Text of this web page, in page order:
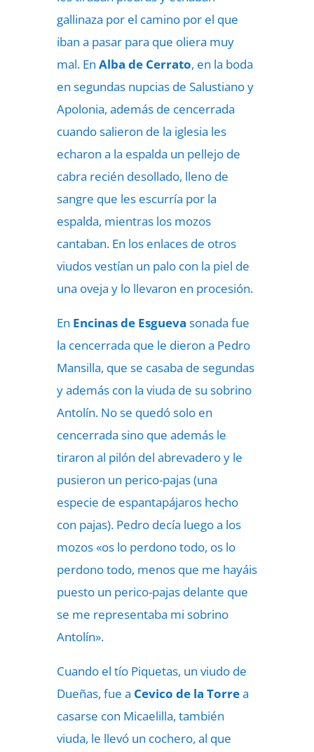
gallinaza por el camino por el que
iban a pasar para que oliera muy
mal. En Alba de Cerrato, en la boda
en segundas nupcias de Salustiano y
Apolonia, además de cencerrada
cuando salieron de la iglesia les
echaron a la espalda un pellejo de
cabra recién desollado, lleno de
sangre que les escurría por la
espalda, mientras los mozos
cantaban. En los enlaces de otros
viudos vestían un palo con la piel de
una oveja y lo llevaron en procesión.
En Encinas de Esgueva sonada fue
la cencerrada que le dieron a Pedro
Mansilla, que se casaba de segundas
y además con la viuda de su sobrino
Antolín. No se quedó solo en
cencerrada sino que además le
tiraron al pilón del abrevadero y le
pusieron un perico-pajas (una
especie de espantapájaros hecho
con pajas). Pedro decía luego a los
mozos «os lo perdono todo, os lo
perdono todo, menos que me hayáis
puesto un perico-pajas delante que
se me representaba mi sobrino
Antolín».
Cuando el tío Piquetas, un viudo de
Dueñas, fue a Cevico de la Torrea
casarse con Micaelilla, también
viuda, le llevó un cochero, al que